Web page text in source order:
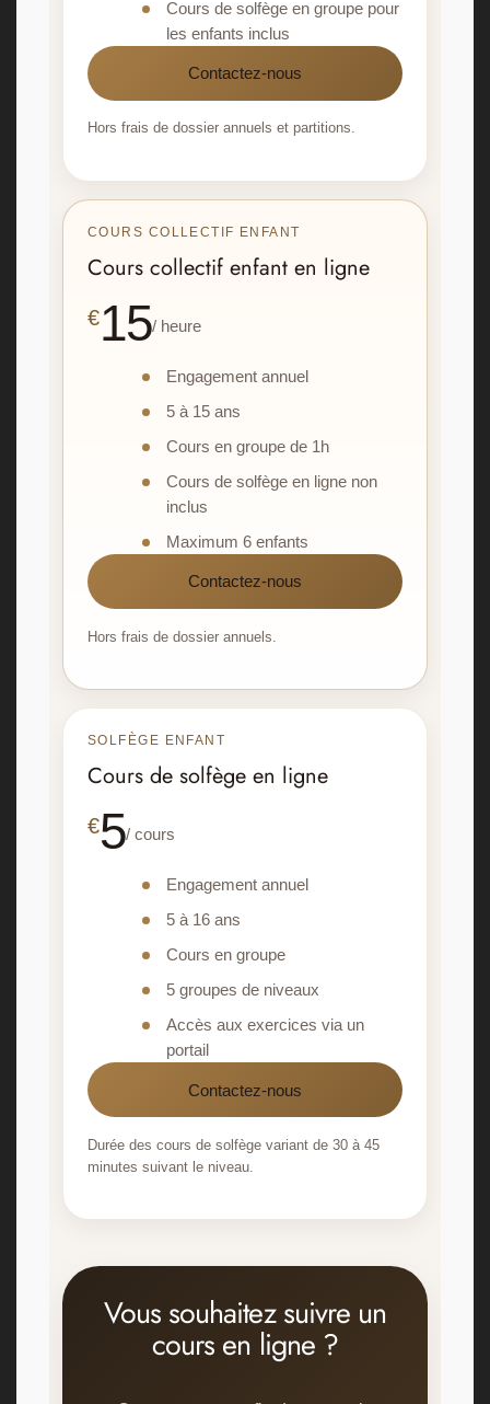
Cours de solfège en groupe pour
les enfants inclus
Contactez-nous
Hors frais de dossier annuels et partitions.
COURS COLLECTIF ENFANT
Cours collectif enfant en ligne
€15/ heure
Engagement annuel
5 à 15 ans
Cours en groupe de 1h
Cours de solfège en ligne non
inclus
Maximum 6 enfants
Contactez-nous
Hors frais de dossier annuels.
SOLFÈGE ENFANT
Cours de solfège en ligne
€5/ cours
Engagement annuel
5 à 16 ans
Cours en groupe
5 groupes de niveaux
Accès aux exercices via un
portail
Contactez-nous
Durée des cours de solfège variant de 30 à 45
minutes suivant le niveau.
Vous souhaitez suivre un
cours en ligne ?